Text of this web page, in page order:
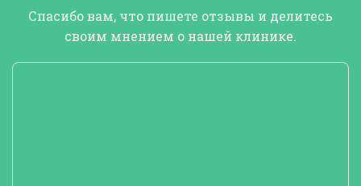
Спасибо вам, что пишете отзывы и делитесь
своим мнением о нашей клинике.